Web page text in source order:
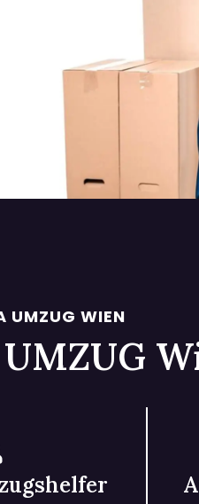
UMZUG WIEN